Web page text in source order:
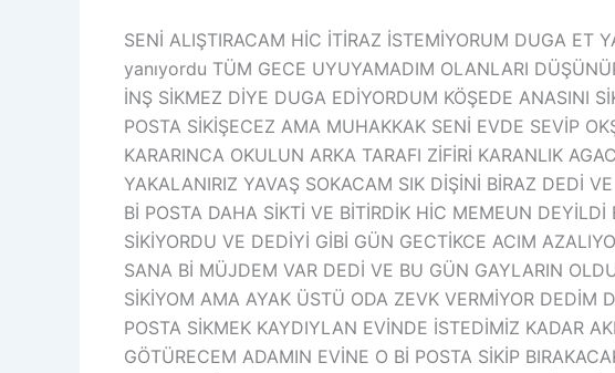
SENİ ALIŞTIRACAM HİC İTİRAZ İSTEMİYORUM DUGA
yanıyordu TÜM GECE UYUYAMADIM OLANLARI
İNŞ SİKMEZ DİYE DUGA EDİYORDUM KÖŞEDE ANASINI
POSTA SİKİŞECEZ AMA MUHAKKAK SENİ EVDE SEVİP
KARARINCA OKULUN ARKA TARAFI ZİFİRİ KARANLIK
YAKALANIRIZ YAVAŞ SOKACAM SIK DİŞİNİ BİRAZ DEDİ
Bİ POSTA DAHA SİKTİ VE BİTİRDİK HİC MEMEUN
SİKİYORDU VE DEDİYİ GİBİ GÜN GECTİKCE ACIM
SANA Bİ MÜJDEM VAR DEDİ VE BU GÜN GAYLARIN
SİKİYOM AMA AYAK ÜSTÜ ODA ZEVK VERMİYOR DEDİM
POSTA SİKMEK KAYDIYLAN EVİNDE İSTEDİMİZ KADAR
GÖTÜRECEM ADAMIN EVİNE O Bİ POSTA SİKİP